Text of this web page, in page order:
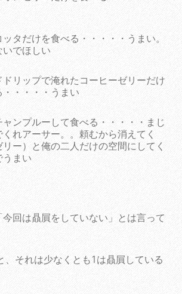
タだけを食べる・・・・・うまい。
でほしい
リップで淹れたコーヒーゼリーだけ
・・・・うまい
ンプルーして食べる・・・・・まじ
れアーサー。。頼むから消えてく
ー）と俺の二人だけの空間にしてく
まい
回は贔屓をしていない」とは言って
、それは少なくとも1は贔屓している